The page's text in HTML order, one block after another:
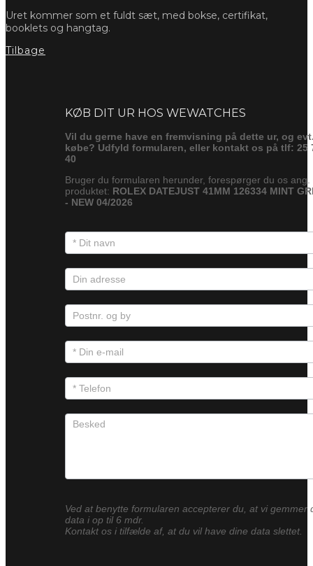
Uret kommer som et fuldt sæt, med bokse, certifikat,
booklets og hangtag.
Tilbage
KØB DIT UR HOS WEWATCHES
Vil du gerne have en fremvisning på dette ur, og
købe? Udfyld formularen, eller kontakt os på tlf: 25
40
Bruger du formularen herunder, forespørger du os ang.
produktet: ROLEX DATEJUST 41MM 126334 MINT
- NEW 04/2026
Ved at benytte formularen accepterer du, at vi gemmer
data i op til 6 mdr.
Kontakt os i tilfælde af, at du vil have dine data slettet.